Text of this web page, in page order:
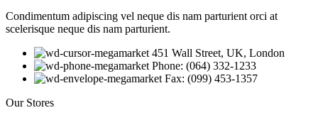
Condimentum adipiscing vel neque dis nam parturient orci at
scelerisque neque dis nam parturient.
451 Wall Street, UK, London
Phone: (064) 332-1233
Fax: (099) 453-1357
Our Stores